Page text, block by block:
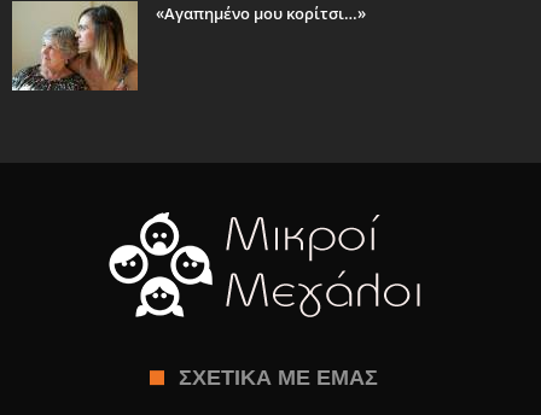
«Αγαπημένο μου κορίτσι…»
ΣΧΕΤΙΚΆ ΜΕ ΕΜΆΣ